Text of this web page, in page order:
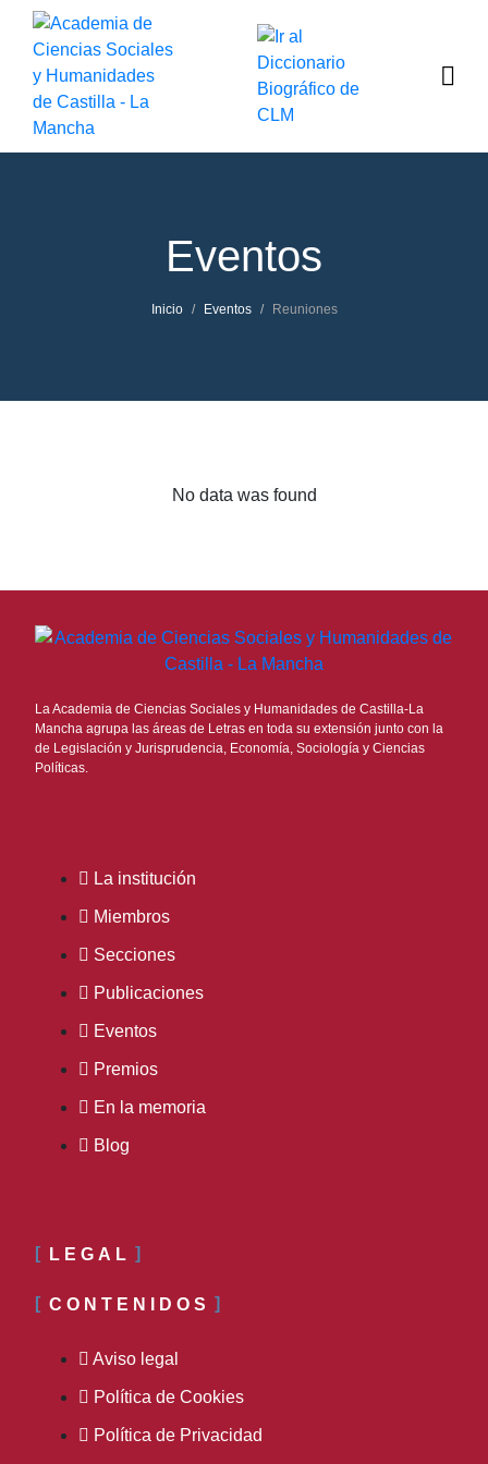
Eventos
Inicio Eventos Reuniones
No data was found
La Academia de Ciencias Sociales y Humanidades de Castilla-La
Mancha agrupa las áreas de Letras en toda su extensión junto con la
de Legislación y Jurisprudencia, Economía, Sociología y Ciencias
Políticas.
La institución
Miembros
Secciones
Publicaciones
Eventos
Premios
En la memoria
Blog
LEGAL
CONTENIDOS
Aviso legal
Política de Cookies
Política de Privacidad